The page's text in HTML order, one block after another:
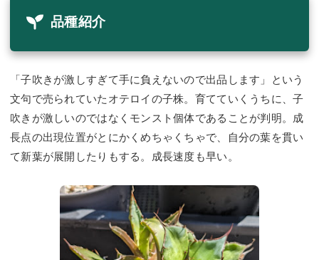
品種紹介
「子吹きが激しすぎて手に負えないので出品します」という
文句で売られていたオテロイの子株。育てていくうちに、子
吹きが激しいのではなくモンスト個体であることが判明。成
長点の出現位置がとにかくめちゃくちゃで、自分の葉を貫い
て新葉が展開したりもする。成長速度も早い。